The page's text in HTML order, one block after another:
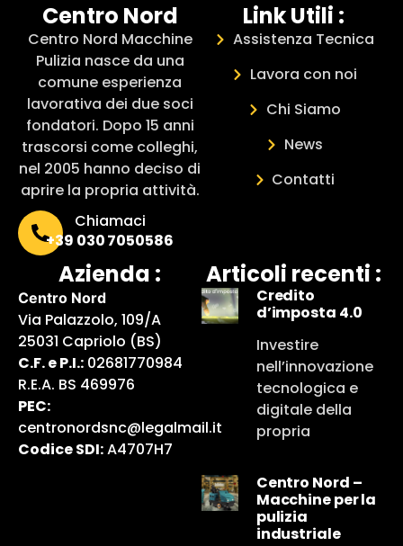
Centro Nord
Centro Nord Macchine
Pulizia nasce da una
comune esperienza
lavorativa dei due soci
fondatori. Dopo 15 anni
trascorsi come colleghi,
nel 2005 hanno deciso di
aprire la propria attività.
Chiamaci
+39 030 7050586
Link Utili :
Assistenza Tecnica
Lavora con noi
Chi Siamo
News
Contatti
Azienda :
Centro Nord
Via Palazzolo, 109/A
25031 Capriolo (BS)
C.F. e P.I.: 02681770984
R.E.A. BS 469976
PEC:
centronordsnc@legalmail.it
Codice SDI:A4707H7
Articoli recenti :
Credito
d’imposta 4.0
Investire
nell’innovazione
tecnologica e
digitale della
propria
Centro Nord –
Macchine per la
pulizia
industriale